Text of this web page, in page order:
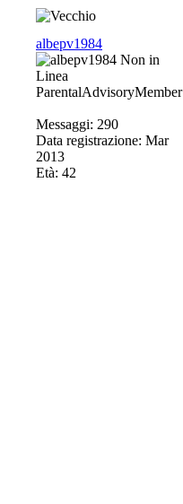
albepv1984
ParentalAdvisoryMember
Messaggi: 290
Data registrazione: Mar
2013
Età: 42